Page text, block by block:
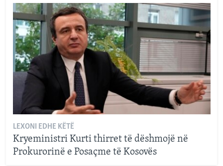
LEXONI EDHE KËTË
Kryeministri Kurti thirret të dëshmojë në
Prokurorinë e Posaçme të Kosovës